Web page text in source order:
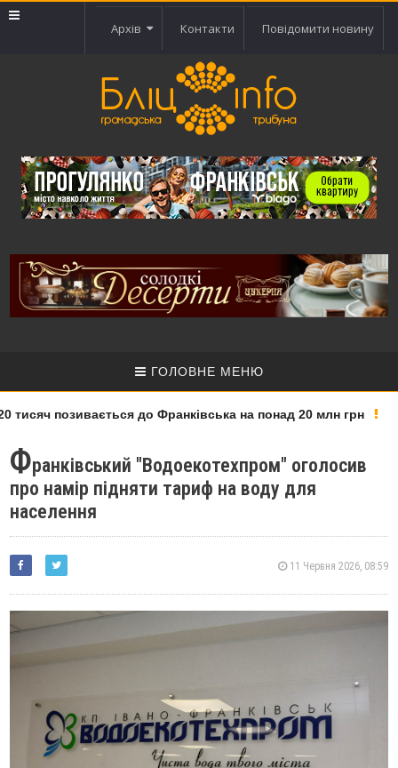
Архів Контакти Повідомити новину
ГОЛОВНЕ МЕНЮ
позивається до Франківська на понад 20 млн грн
Франківський "Водоекотехпром" оголосив
про намір підняти тариф на воду для
населення
11 Червня 2026, 08:59